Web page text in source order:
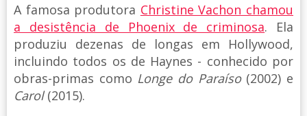
A famosa produtora Christine Vachon chamou
a desistência de Phoenix de criminosa. Ela
produziu dezenas de longas em Hollywood,
incluindo todos os de Haynes - conhecido por
obras-primas como Longe do Paraíso(2002) e
Carol(2015).